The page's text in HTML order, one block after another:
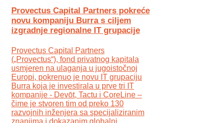
Provectus Capital Partners pokreće
novu kompaniju Burra s ciljem
izgradnje regionalne IT grupacije
Provectus Capital Partners
(„Provectus“), fond privatnog kapitala
usmjeren na ulaganja u jugoistočnoj
Europi, pokrenuo je novu IT grupaciju
Burra koja je investirala u prve tri IT
kompanije - Devōt, Tactu i CoreLine –
čime je stvoren tim od preko 130
razvojnih inženjera sa specijaliziranim